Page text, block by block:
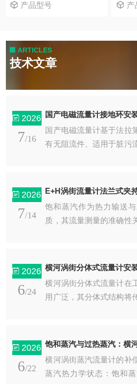
产品型号 产
ARTICLES
技术文章
2026
7/16
国产电磁流量计基于法拉
有无阻流件、适用于脏污
节的细节处理，尤其是接
量信号波动是现场最常见
系统掌握波动排查路径，
计性能优势的关键。接
感...
2026
7/14
饱和蒸汽作为热力输送
质，其流量测量的准确性
而，无论何种安装形式，
度压力剧烈变化的物理特
流量计才能提供可靠的质
偿的核心在于实时修正
的...
2026
6/24
横河涡街分体式流量计在
用广泛，其分体式结构将
装支架的结构设计与选用
流量计的传感器通常直接
2026
6/22
横河涡街蒸汽流量计的补
蒸汽热力学状态：饱和